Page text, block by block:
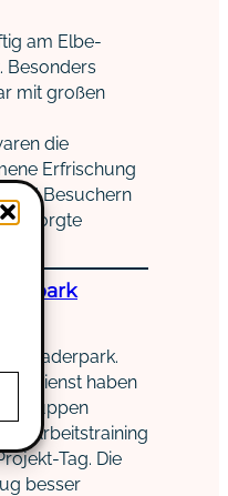
am Elbe-
Besonders
mit großen
die
Erfrischung
und Besuchern
sorgte
Jaderpark.
haben
Gruppen
Arbeitstraining
Tag. Die
besser